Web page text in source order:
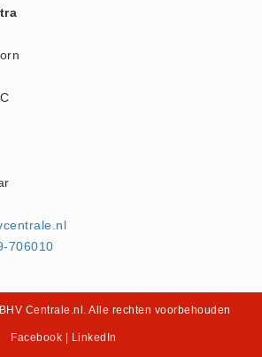
(2)
(10)
(7)
706010
Centrale.nl . Alle rechten voorbehouden
Facebook LinkedIn